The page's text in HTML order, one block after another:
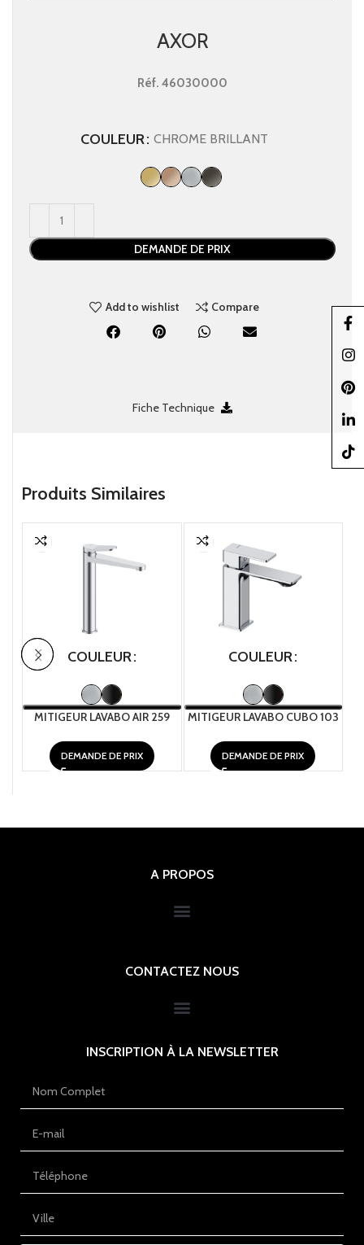
AXOR
Réf. 46030000
COULEUR CHROME BRILLANT
DEMANDE DE PRIX
Add to wishlist Compare
Fiche Technique
Produits Similaires
COULEUR
MITIGEUR LAVABO AIR 259
DEMANDE DE PRIX
COULEUR
MITIGEUR LAVABO CUBO 103
DEMANDE DE PRIX
A PROPOS
CONTACTEZ NOUS
INSCRIPTION À LA NEWSLETTER